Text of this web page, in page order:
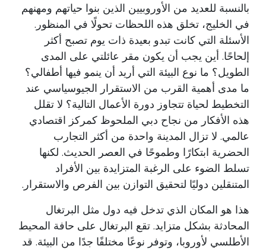
بالنسبة للعديد من الأوروبيين الذين بنوا حياتهم ومهنهم
في الخليج، تخلق هذه اللحظات تحولًا في المنظور.
الأسئلة التي كانت تبدو بعيدة ذات يوم تصبح أكثر
إلحاحًا. أين يجب أن يكون مقر عائلتي على المدى
الطويل؟ ما نوع البيئة التي أريد أن ينمو فيها أطفالي؟
ما مدى أهمية القرب من الاستقرار الجيوسياسي عند
التخطيط لحياة تتجاوز دورة الأعمال التالية؟ لا تقلل
هذه الأفكار من نجاح دبي الملحوظ كمركز اقتصادي
عالمي. لا تزال المدينة واحدة من أكثر التجارب
الحضرية ابتكارًا وطموحًا في العصر الحديث. لكنها
تسلط الضوء على الرغبة المتزايدة بين الأفراد
المتنقلين دوليًا لتحقيق التوازن بين الفرص والاستقرار.
هذا هو المكان الذي تدخل فيه دول مثل البرتغال
المحادثة بشكل متزايد. تقع البرتغال على حافة المحيط
الأطلسي لأوروبا، وتوفر نوعًا مختلفًا جدًا من البيئة. قد